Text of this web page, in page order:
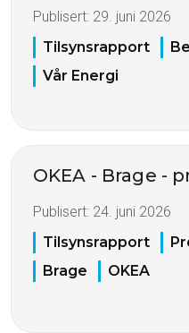
Publisert: 29. juni 2026
Tilsynsrapport
Vår Energi
OKEA - Brage -
Publisert: 24. juni 2026
Tilsynsrapport
Brage
OKEA